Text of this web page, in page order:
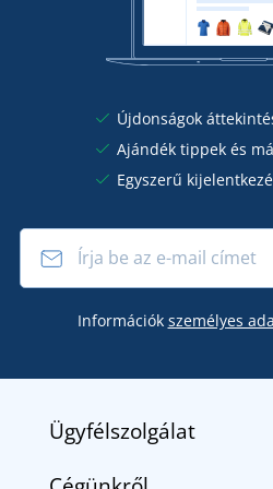
Újdonságok
Ajándék tippek és
Egyszerű
Információk személyes
Ügyfélszolgálat